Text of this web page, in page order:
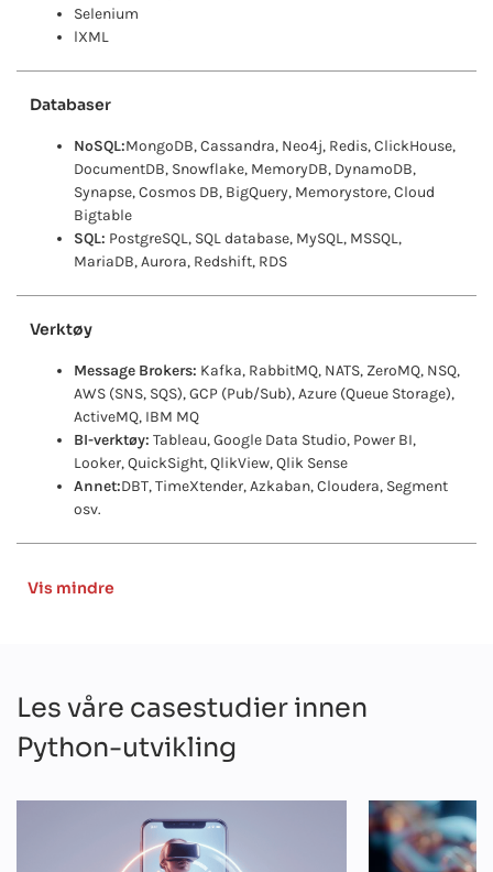
Selenium
lXML
Databaser
NoSQL:MongoDB, Cassandra, Neo4j, Redis, ClickHouse,
DocumentDB, Snowflake, MemoryDB, DynamoDB,
Synapse, Cosmos DB, BigQuery, Memorystore, Cloud
Bigtable
SQL: PostgreSQL, SQL database, MySQL, MSSQL,
MariaDB, Aurora, Redshift, RDS
Verktøy
Message Brokers: Kafka, RabbitMQ, NATS, ZeroMQ, NSQ,
AWS (SNS, SQS), GCP (Pub/Sub), Azure (Queue Storage),
ActiveMQ, IBM MQ
BI-verktøy: Tableau, Google Data Studio, Power BI,
Looker, QuickSight, QlikView, Qlik Sense
Annet:DBT, TimeXtender, Azkaban, Cloudera, Segment
osv.
Vis mindre
Les våre casestudier innen
Python-utvikling